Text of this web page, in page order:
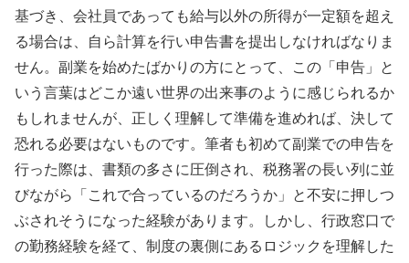
基づき、会社員であっても給与以外の所得が一定額を超え
る場合は、自ら計算を行い申告書を提出しなければなりま
せん。副業を始めたばかりの方にとって、この「申告」と
いう言葉はどこか遠い世界の出来事のように感じられるか
もしれませんが、正しく理解して準備を進めれば、決して
恐れる必要はないものです。筆者も初めて副業での申告を
行った際は、書類の多さに圧倒され、税務署の長い列に並
びながら「これで合っているのだろうか」と不安に押しつ
ぶされそうになった経験があります。しかし、行政窓口で
の勤務経験を経て、制度の裏側にあるロジックを理解した